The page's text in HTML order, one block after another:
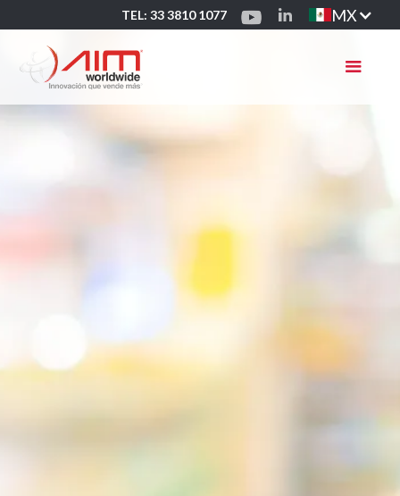
TEL: 33 3810 1077 MX
personalizados